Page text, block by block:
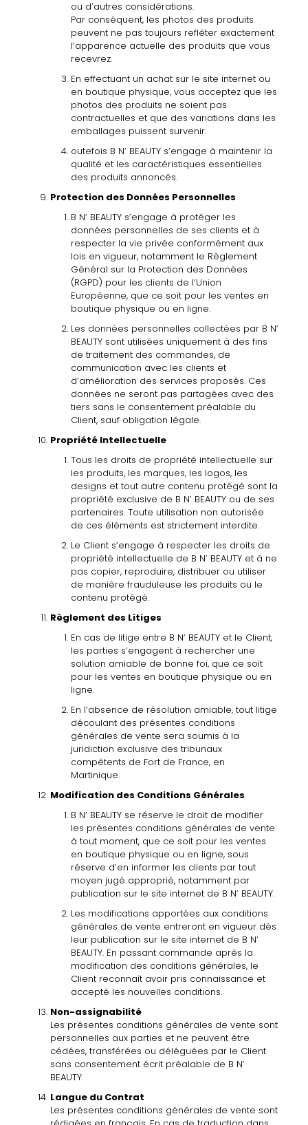
ou d’autres considérations.
Par conséquent, les photos des produits
peuvent ne pas toujours refléter exactement
l’apparence actuelle des produits que vous
recevrez.
En effectuant un achat sur le site internet ou
en boutique physique, vous acceptez que les
photos des produits ne soient pas
contractuelles et que des variations dans les
emballages puissent survenir.
outefois B N’ BEAUTY s’engage à maintenir la
qualité et les caractéristiques essentielles
des produits annoncés.
Protection des Données Personnelles
B N’ BEAUTY s’engage à protéger les
données personnelles de ses clients et à
respecter la vie privée conformément aux
lois en vigueur, notamment le Règlement
Général sur la Protection des Données
(RGPD) pour les clients de l’Union
Européenne, que ce soit pour les ventes en
boutique physique ou en ligne.
Les données personnelles collectées par B N’
BEAUTY sont utilisées uniquement à des fins
de traitement des commandes, de
communication avec les clients et
d’amélioration des services proposés. Ces
données ne seront pas partagées avec des
tiers sans le consentement préalable du
Client, sauf obligation légale.
Propriété Intellectuelle
Tous les droits de propriété intellectuelle sur
les produits, les marques, les logos, les
designs et tout autre contenu protégé sont la
propriété exclusive de B N’ BEAUTY ou de ses
partenaires. Toute utilisation non autorisée
de ces éléments est strictement interdite.
Le Client s’engage à respecter les droits de
propriété intellectuelle de B N’ BEAUTY et à ne
pas copier, reproduire, distribuer ou utiliser
de manière frauduleuse les produits ou le
contenu protégé.
Règlement des Litiges
En cas de litige entre B N’ BEAUTY et le Client,
les parties s’engagent à rechercher une
solution amiable de bonne foi, que ce soit
pour les ventes en boutique physique ou en
ligne.
En l’absence de résolution amiable, tout litige
découlant des présentes conditions
générales de vente sera soumis à la
juridiction exclusive des tribunaux
compétents de Fort de France, en
Martinique.
Modification des Conditions Générales
B N’ BEAUTY se réserve le droit de modifier
les présentes conditions générales de vente
à tout moment, que ce soit pour les ventes
en boutique physique ou en ligne, sous
réserve d’en informer les clients par tout
moyen jugé approprié, notamment par
publication sur le site internet de B N’ BEAUTY.
Les modifications apportées aux conditions
générales de vente entreront en vigueur dès
leur publication sur le site internet de B N’
BEAUTY. En passant commande après la
modification des conditions générales, le
Client reconnaît avoir pris connaissance et
accepté les nouvelles conditions.
Non-assignabilité
Les présentes conditions générales de vente sont
personnelles aux parties et ne peuvent être
cédées, transférées ou déléguées par le Client
sans consentement écrit préalable de B N’
BEAUTY.
Langue du Contrat
Les présentes conditions générales de vente sont